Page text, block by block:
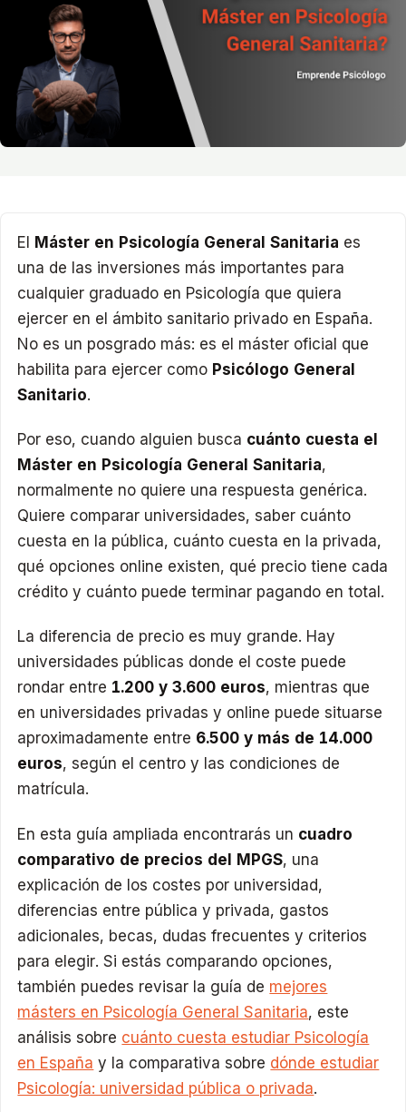
El Máster en Psicología General Sanitaria es
una de las inversiones más importantes para
cualquier graduado en Psicología que quiera
ejercer en el ámbito sanitario privado en España.
No es un posgrado más: es el máster oficial que
habilita para ejercer como Psicólogo General
Sanitario.
Por eso, cuando alguien busca cuánto cuesta el
Máster en Psicología General Sanitaria,
normalmente no quiere una respuesta genérica.
Quiere comparar universidades, saber cuánto
cuesta en la pública, cuánto cuesta en la privada,
qué opciones online existen, qué precio tiene cada
crédito y cuánto puede terminar pagando en total.
La diferencia de precio es muy grande. Hay
universidades públicas donde el coste puede
rondar entre 1.200 y 3.600 euros, mientras que
en universidades privadas y online puede situarse
aproximadamente entre 6.500 y más de 14.000
euros, según el centro y las condiciones de
matrícula.
En esta guía ampliada encontrarás un cuadro
comparativo de precios del MPGS, una
explicación de los costes por universidad,
diferencias entre pública y privada, gastos
adicionales, becas, dudas frecuentes y criterios
para elegir. Si estás comparando opciones,
también puedes revisar la guía de mejores
másters en Psicología General Sanitaria, este
análisis sobre cuánto cuesta estudiar Psicología
en España y la comparativa sobre dónde estudiar
Psicología: universidad pública o privada.